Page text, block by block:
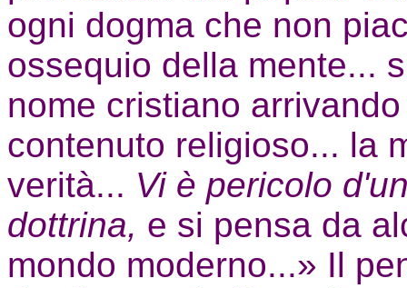
ogni dogma che non
ossequio della mente...
nome cristiano
contenuto religioso... la
verità... Vi è pericolo
dottrina, e si pensa da
mondo moderno...» Il